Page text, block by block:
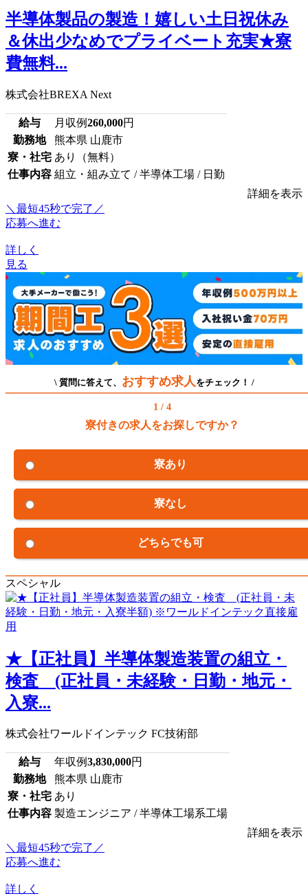
半導体製品の製造！嬉しい土日祝休み
＆休出少なめでプライベート充実★寮
費無料...
株式会社BREXA Next
給与 月収例260,000円
勤務地
熊本県 山鹿市
寮・社宅 あり（無料）
仕事内容 組立・組み立て / 半導体工場 / 日勤
詳細を表示
＼最短45秒で完了／
応募へ進む
詳しく
見る
\ 質問に答えて、 おすすめ求人 をチェック！ /
1 / 4
寮付きの求人をお探しですか？
寮あり
寮なし
どちらでも可
スペシャル
★【正社員】半導体製造装置の組立・
検査 (正社員・未経験・日勤・地元・
入寮...
株式会社ワールドインテック FC技術部
給与 年収例3,830,000円
勤務地
熊本県 山鹿市
寮・社宅 あり
仕事内容 製造エンジニア / 半導体工場系工場
詳細を表示
＼最短45秒で完了／
応募へ進む
詳しく